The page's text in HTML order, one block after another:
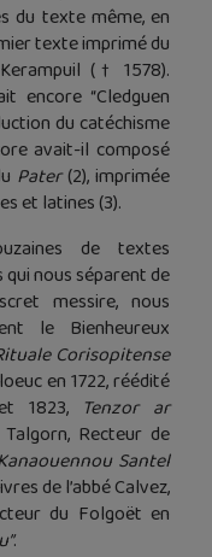
du texte même, en
texte imprimé du
(† 1578).
encore “Cledguen
du catéchisme
avait-il composé
Pater(2), imprimée
et latines (3).
de textes
nous séparent de
messire, nous
le Bienheureux
Corisopitense
en 1722, réédité
1823, Tenzor ar
Talgorn, Recteur de
Santel
de l’abbé Calvez,
du Folgoët en
.